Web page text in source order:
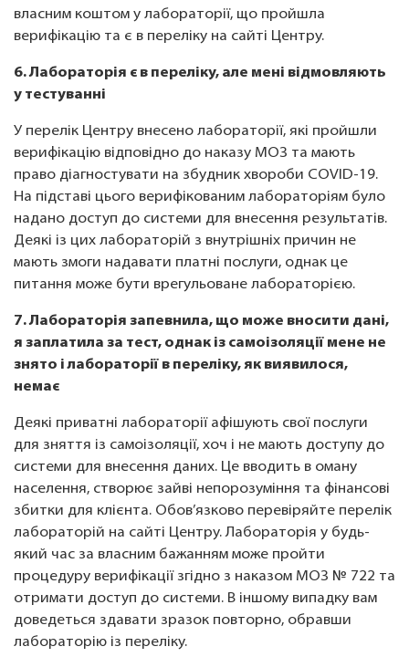
власним коштом у лабораторії, що пройшла
верифікацію та є в переліку на сайті Центру.
6. Лабораторія є в переліку, але мені відмовляють
у тестуванні
У перелік Центру внесено лабораторії, які пройшли
верифікацію відповідно до наказу МОЗ та мають
право діагностувати на збудник хвороби COVID-19.
На підставі цього верифікованим лабораторіям було
надано доступ до системи для внесення результатів.
Деякі із цих лабораторій з внутрішніх причин не
мають змоги надавати платні послуги, однак це
питання може бути врегульоване лабораторією.
7. Лабораторія запевнила, що може вносити дані,
я заплатила за тест, однак із самоізоляції мене не
знято і лабораторії в переліку, як виявилося,
немає
Деякі приватні лабораторії афішують свої послуги
для зняття із самоізоляції, хоч і не мають доступу до
системи для внесення даних. Це вводить в оману
населення, створює зайві непорозуміння та фінансові
збитки для клієнта. Обов’язково перевіряйте перелік
лабораторій на сайті Центру. Лабораторія у будь-
який час за власним бажанням може пройти
процедуру верифікації згідно з наказом МОЗ № 722 та
отримати доступ до системи. В іншому випадку вам
доведеться здавати зразок повторно, обравши
лабораторію із переліку.